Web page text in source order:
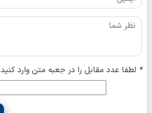
* لطفا عدد مقابل را در جعبه متن وارد کنید